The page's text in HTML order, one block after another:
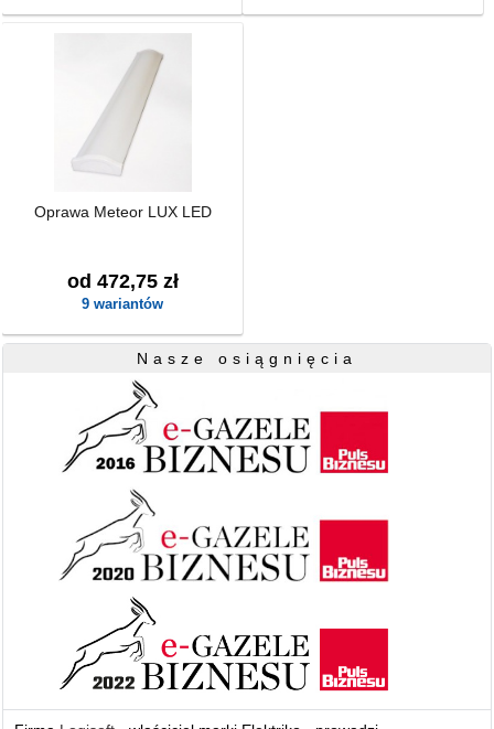
Oprawa Meteor LUX LED
od 472,75 zł
9 wariantów
Nasze osiągnięcia